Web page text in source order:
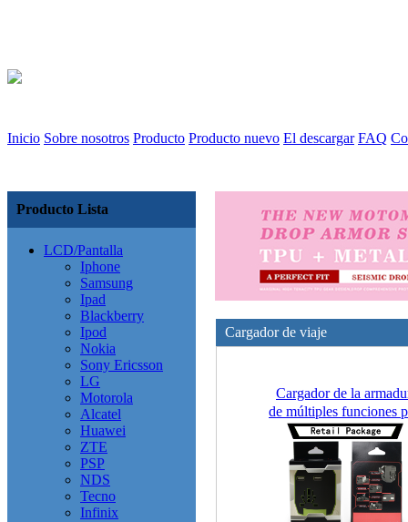
Inicio Sobre nosotros Producto Producto nuevo El descargar FAQ
Producto Lista
LCD/Pantalla
Iphone
Samsung
Ipad
Blackberry
Ipod
Nokia
Sony Ericsson
LG
Motorola
Alcatel
Huawei
ZTE
PSP
NDS
Tecno
Infinix
Cargador de viaje
Cargador de la
de múltiples funciones
el teléfono celular